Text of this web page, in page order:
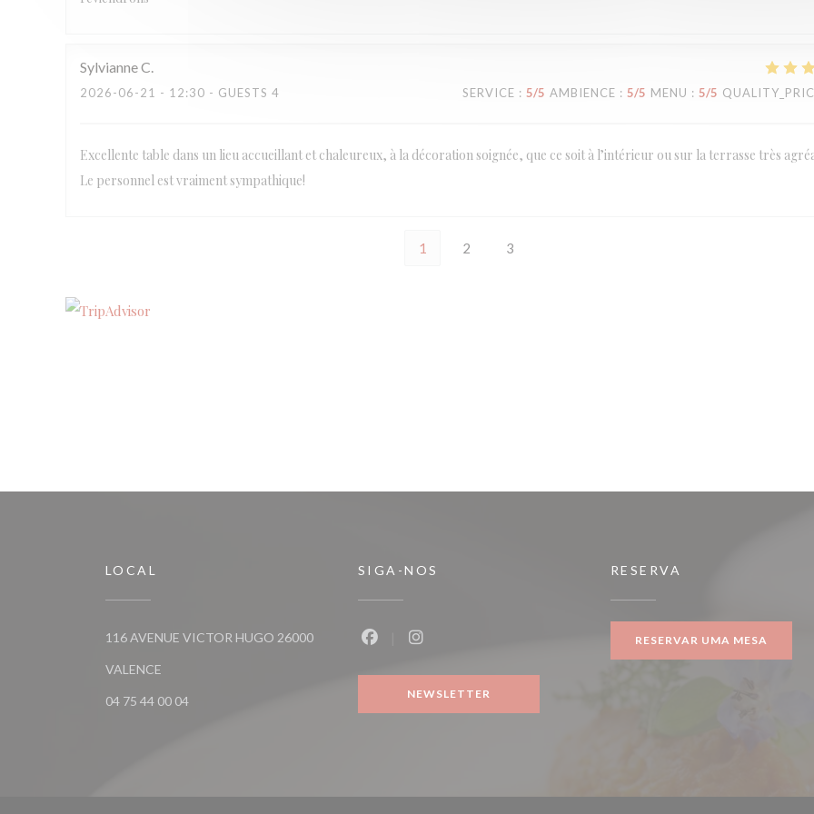
SylvianneC
2026-06-21 - 12:30 - GUESTS 4 SERVICE : 5/5 AMBIENCE : 5/5 MENU : 5/5
Excellente table dans un lieu accueillant et chaleureux, à la décoration soignée, que ce soit à l’intérieur ou sur la terrasse très
Le personnel est vraiment sympathique!
1 2 3
LOCAL
116 AVENUE VICTOR HUGO 26000
VALENCE((abre numa nova janela))
04 75 44 00 04
SIGA-NOS
NEWSLETTER
RESERVA
RESERVAR UMA MESA